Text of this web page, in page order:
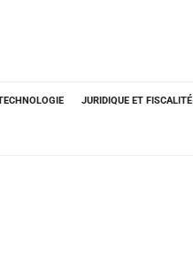
JURIDIQUE ET FISCALITÉ